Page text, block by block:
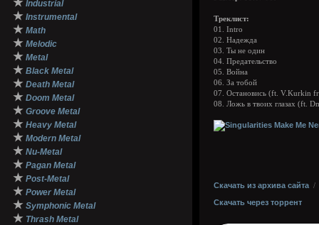
★ Industrial
★ Instrumental
★ Math
★ Melodic
★ Metal
★ Black Metal
★ Death Metal
★ Doom Metal
★ Groove Metal
★ Heavy Metal
★ Modern Metal
★ Nu-Metal
★ Pagan Metal
★ Post-Metal
★ Power Metal
★ Symphonic Metal
★ Thrash Metal
Треклист:
01. Intro
02. Надежда
03. Ты не один
04. Предательство
05. Война
06. За тобой
07. Остановись (ft. V.Kurkin
08. Ложь в твоих глазах (ft.
Скачать из архива сайта /
Скачать через торрент